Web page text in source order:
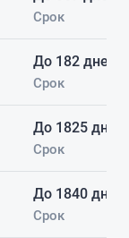
Срок
До 182 дней
Срок
До 1825 дней
Срок
До 1840 дней
Срок